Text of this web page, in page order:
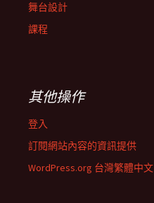
舞台設計
課程
其他操作
登入
訂閱網站內容的資訊提供
WordPress.org 台灣繁體中文